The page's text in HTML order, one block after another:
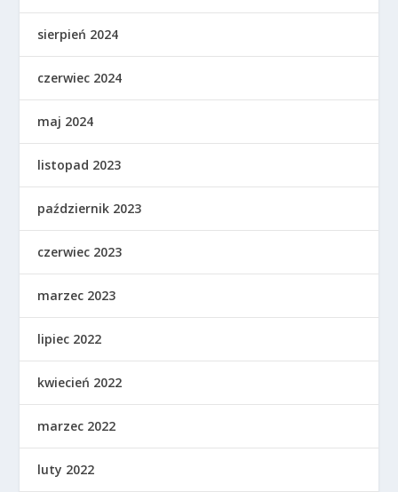
sierpień 2024
czerwiec 2024
maj 2024
listopad 2023
październik 2023
czerwiec 2023
marzec 2023
lipiec 2022
kwiecień 2022
marzec 2022
luty 2022